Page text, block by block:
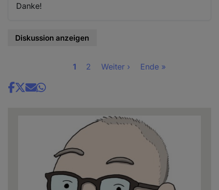
Danke!
Diskussion anzeigen
Seite
1 Seite
2
Nächste
Weiter ›
Letzte
Ende »
Share